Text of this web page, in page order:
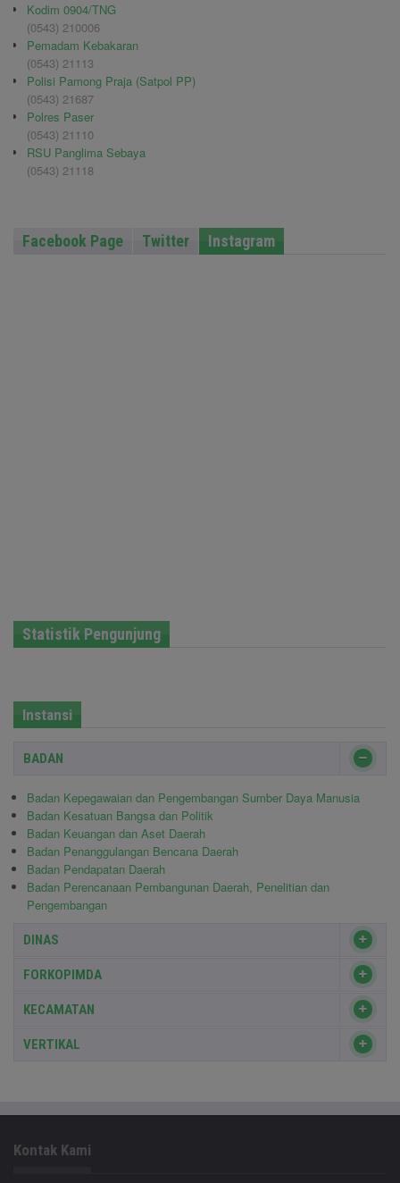
Kodim 0904/TNG
(0543) 210006
Pemadam Kebakaran
(0543) 21113
Polisi Pamong Praja (Satpol PP)
(0543) 21687
Polres Paser
(0543) 21110
RSU Panglima Sebaya
(0543) 21118
Facebook Page Twitter Instagram
Statistik Pengunjung
Instansi
BADAN
Badan Kepegawaian dan Pengembangan Sumber Daya Manusia
Badan Kesatuan Bangsa dan Politik
Badan Keuangan dan Aset Daerah
Badan Penanggulangan Bencana Daerah
Badan Pendapatan Daerah
Badan Perencanaan Pembangunan Daerah, Penelitian dan
Pengembangan
DINAS
FORKOPIMDA
KECAMATAN
VERTIKAL
Kontak Kami